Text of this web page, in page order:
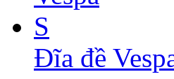
Đĩa đề